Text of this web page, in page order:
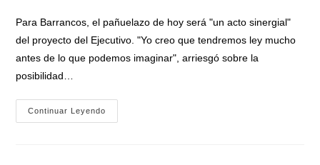
la
Para Barrancos, el pañuelazo de hoy será "un acto sinergial"
del proyecto del Ejecutivo. "Yo creo que tendremos ley mucho
antes de lo que podemos imaginar", arriesgó sobre la
posibilidad…
Continuar Leyendo
Barrancos